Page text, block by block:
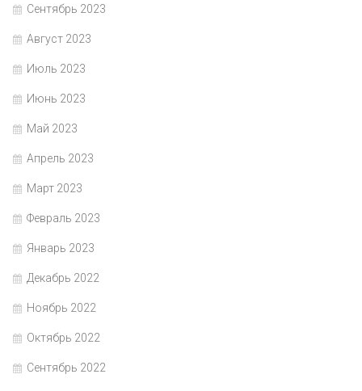
Сентябрь 2023
Август 2023
Июль 2023
Июнь 2023
Май 2023
Апрель 2023
Март 2023
Февраль 2023
Январь 2023
Декабрь 2022
Ноябрь 2022
Октябрь 2022
Сентябрь 2022